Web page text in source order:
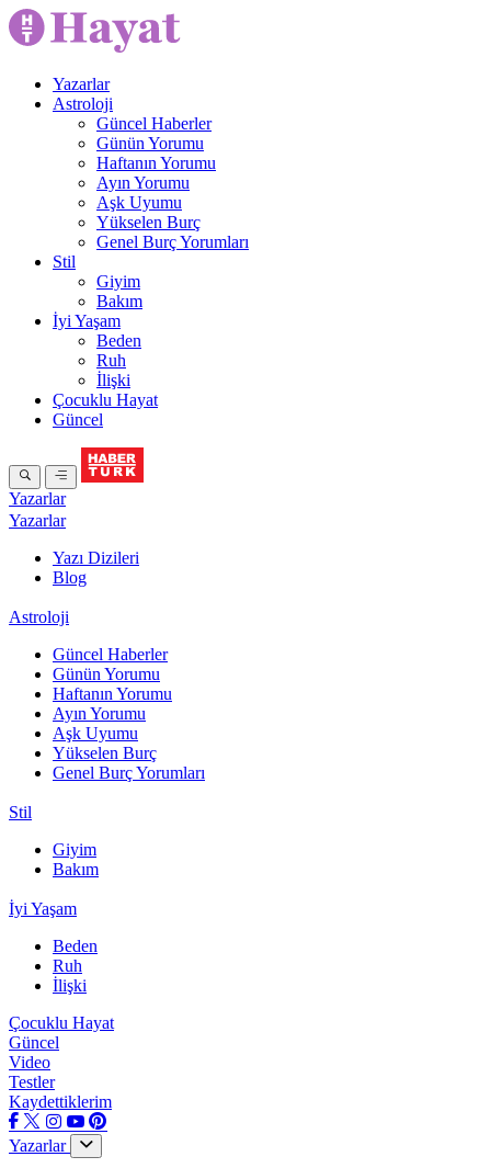
Yazarlar
Astroloji
Güncel Haberler
Günün Yorumu
Haftanın Yorumu
Ayın Yorumu
Aşk Uyumu
Yükselen Burç
Genel Burç Yorumları
Stil
Giyim
Bakım
İyi Yaşam
Beden
Ruh
İlişki
Çocuklu Hayat
Güncel
Yazarlar
Yazarlar
Yazı Dizileri
Blog
Astroloji
Güncel Haberler
Günün Yorumu
Haftanın Yorumu
Ayın Yorumu
Aşk Uyumu
Yükselen Burç
Genel Burç Yorumları
Stil
Giyim
Bakım
İyi Yaşam
Beden
Ruh
İlişki
Çocuklu Hayat
Güncel
Video
Testler
Kaydettiklerim
Yazarlar